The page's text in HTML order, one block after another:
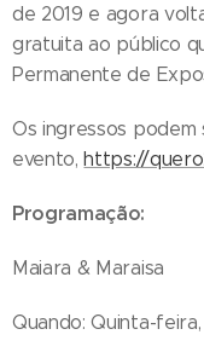
de 2019 e agora
gratuita ao público
Permanente de
Os ingressos
evento, https://
Programação:
Maiara & Maraisa
Quando: Quinta-